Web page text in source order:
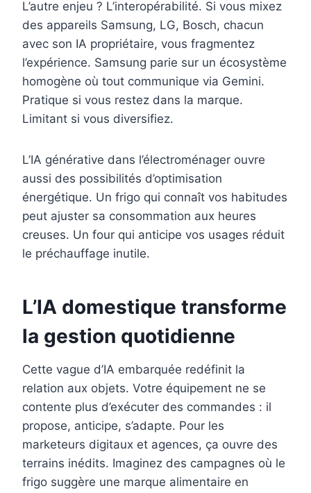
L’autre enjeu ? L’interopérabilité. Si vous mixez
des appareils Samsung, LG, Bosch, chacun
avec son IA propriétaire, vous fragmentez
l’expérience. Samsung parie sur un écosystème
homogène où tout communique via Gemini.
Pratique si vous restez dans la marque.
Limitant si vous diversifiez.
L’IA générative dans l’électroménager ouvre
aussi des possibilités d’optimisation
énergétique. Un frigo qui connaît vos habitudes
peut ajuster sa consommation aux heures
creuses. Un four qui anticipe vos usages réduit
le préchauffage inutile.
L’IA domestique transforme
la gestion quotidienne
Cette vague d’IA embarquée redéfinit la
relation aux objets. Votre équipement ne se
contente plus d’exécuter des commandes : il
propose, anticipe, s’adapte. Pour les
marketeurs digitaux et agences, ça ouvre des
terrains inédits. Imaginez des campagnes où le
frigo suggère une marque alimentaire en